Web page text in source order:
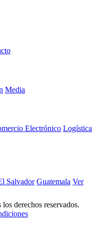
Media
Electrónico Logística
Salvador Guatemala Ver
derechos reservados.